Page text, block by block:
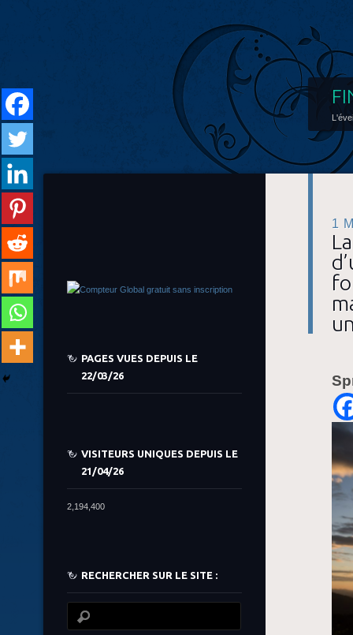
1
PAGES VUES DEPUIS LE
22/03/26
VISITEURS UNIQUES DEPUIS LE
21/04/26
2,194,400
RECHERCHER SUR LE SITE :